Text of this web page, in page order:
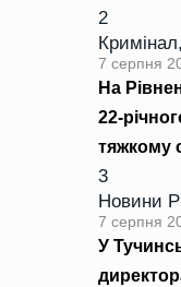
2
Кримінал,
7 серпня
На
22-
тяжкому
3
Новини
7 серпня
У